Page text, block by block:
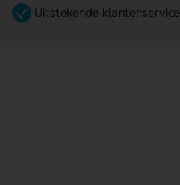
Uitstekende klantenservice